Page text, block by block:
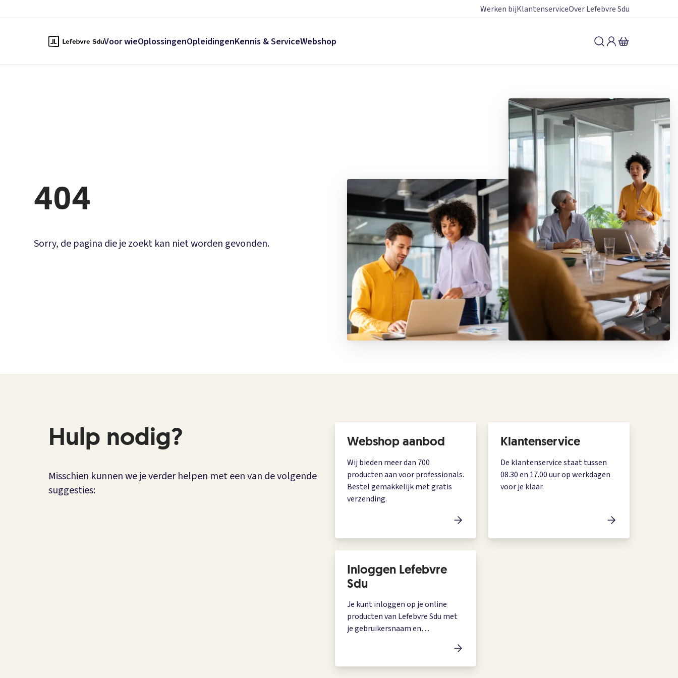
Werken bijKlantenserviceOver Lefebvre Sdu
Voor wieOplossingenOpleidingenKennis & ServiceWebshop
404
Sorry, de pagina die je zoekt kan niet worden gevonden.
Hulp nodig?
Misschien kunnen we je verder helpen met een van de volgende
suggesties:
Webshop aanbod
Wij bieden meer dan 700
producten aan voor professionals.
Bestel gemakkelijk met gratis
verzending.
Klantenservice
De klantenservice staat tussen
08.30 en 17.00 uur op werkdagen
voor je klaar.
Inloggen Lefebvre
Sdu
Je kunt inloggen op je online
producten van Lefebvre Sdu met
je gebruikersnaam en